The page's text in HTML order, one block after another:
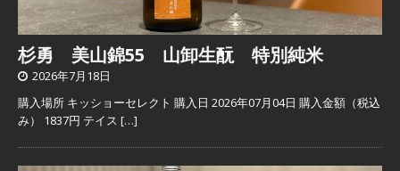
杉勇 美山錦55 山卸生酛 特別純米
2026年7月18日
購入場所 キッショーセレクト 購入日 2026年07月04日 購入金額（税込
み） 1837円 テイス […]